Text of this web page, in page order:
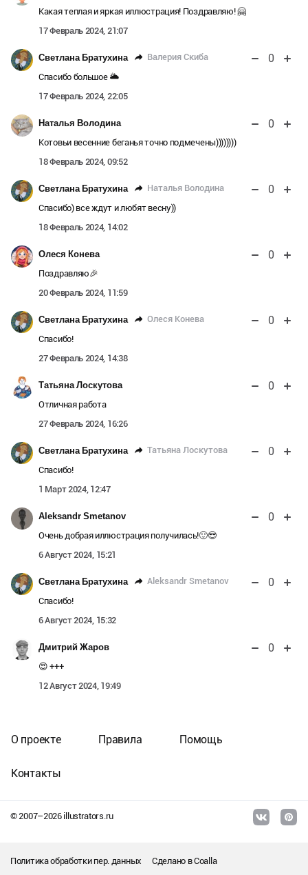
Какая теплая и яркая иллюстрация! Поздравляю! 🤗
17 Февраль 2024, 21:07
Светлана Братухина Валерия Скиба 0
Спасибо большое 🌥️
17 Февраль 2024, 22:05
Наталья Володина 0
Котовьи весенние беганья точно подмечены))))))))
18 Февраль 2024, 09:52
Светлана Братухина Наталья Володина 0
Спасибо) все ждут и любят весну))
18 Февраль 2024, 14:02
Олеся Конева 0
Поздравляю🎉
20 Февраль 2024, 11:59
Светлана Братухина Олеся Конева 0
Спасибо!
27 Февраль 2024, 14:38
Татьяна Лоскутова 0
Отличная работа
27 Февраль 2024, 16:26
Светлана Братухина Татьяна Лоскутова 0
Спасибо!
1 Март 2024, 12:47
Aleksandr Smetanov 0
Очень добрая иллюстрация получилась!🙂😎
6 Август 2024, 15:21
Светлана Братухина Aleksandr Smetanov 0
Спасибо!
6 Август 2024, 15:32
Дмитрий Жаров 0
😍 +++
12 Август 2024, 19:49
© 2007–2026illustrators.ru
О проекте Правила Помощь
Контакты
Политика обработки пер. данных Сделано вCoalla